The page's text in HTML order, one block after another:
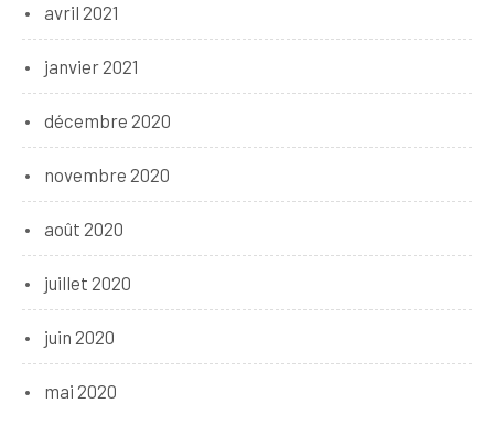
avril 2021
janvier 2021
décembre 2020
novembre 2020
août 2020
juillet 2020
juin 2020
mai 2020